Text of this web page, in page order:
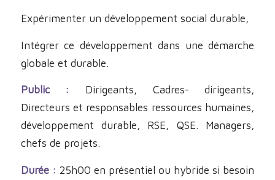
Expérimenter un développement social durable,
Intégrer ce développement dans une démarche
globale et durable.
Public :
Dirigeants, Cadres- dirigeants,
Directeurs et responsables ressources humaines,
développement durable, RSE, QSE. Managers,
chefs de projets.
Durée : 25h00 en présentiel ou hybride si besoin